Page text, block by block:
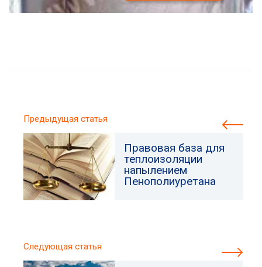
Предыдущая статья
Правовая база для
теплоизоляции
напылением
Пенополиуретана
Следующая статья